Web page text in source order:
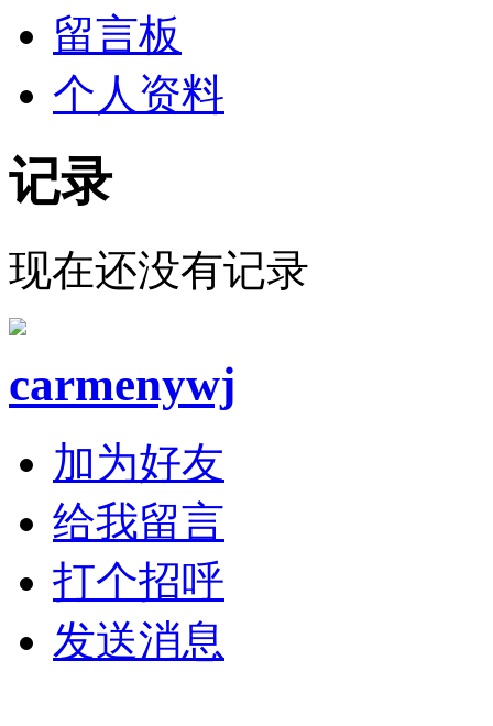
留言板
个人资料
记录
现在还没有记录
carmenywj
加为好友
给我留言
打个招呼
发送消息